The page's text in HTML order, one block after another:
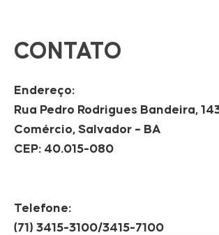
CONTATO
Endereço:
Rua Pedro Rodrigues Bandeira,
Comércio, Salvador – BA
CEP: 40.015-080
Telefone:
(71) 3415-3100/3415-7100